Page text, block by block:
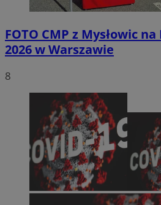
FOTO CMP z Mysłowic
2026 w Warszawie
8